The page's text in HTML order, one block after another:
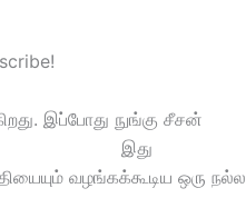
இப்போது நுங்கு சீசன்
இது
வழங்கக்கூடிய ஒரு நல்ல